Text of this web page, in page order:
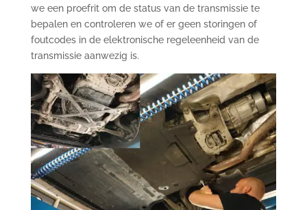
we een proefrit om de status van de transmissie te
bepalen en controleren we of er geen storingen of
foutcodes in de elektronische regeleenheid van de
transmissie aanwezig is.